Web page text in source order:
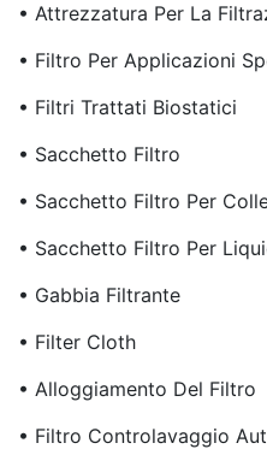
• Attrezzatura Per La
• Filtro Per Applicazioni
• Filtri Trattati Biostatici
• Sacchetto Filtro
• Sacchetto Filtro Per
• Sacchetto Filtro Per
• Gabbia Filtrante
• Filter Cloth
• Alloggiamento Del Filtro
• Filtro Controlavaggio